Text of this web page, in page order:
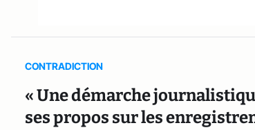
CONTRADICTION
« Une démarche
ses propos sur les